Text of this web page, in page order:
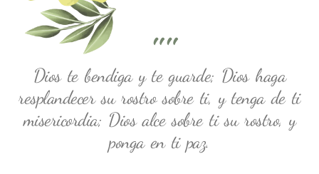
""
Dios te bendiga y te guarde; Dios haga
resplandecer su rostro sobre ti, y tenga de ti
misericordia; Dios alce sobre ti su rostro, y
ponga en ti paz.